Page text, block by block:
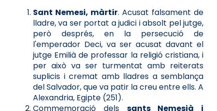
Sant Nemesi, màrtir. Acusat falsament de
lladre, va ser portat a judici i absolt pel jutge,
però després, en la persecució de
l'emperador Deci, va ser acusat davant el
jutge Emilià de professar la religió cristiana, i
per això va ser turmentat amb reiterats
suplicis i cremat amb lladres a semblança
del Salvador, que va patir la creu entre ells. A
Alexandria, Egipte (251).
Commemoració dels sants Nemesià i